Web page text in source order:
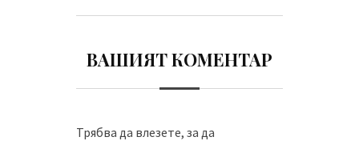
ВАШИЯТ КОМЕНТАР
Трябва да влезете, за да